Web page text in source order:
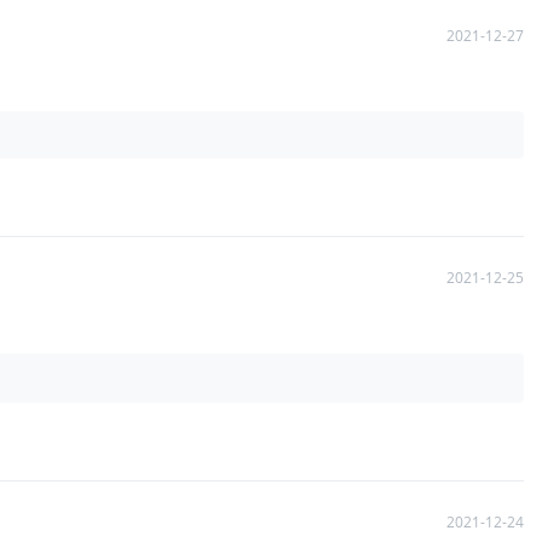
2021-12-27
2021-12-25
2021-12-24